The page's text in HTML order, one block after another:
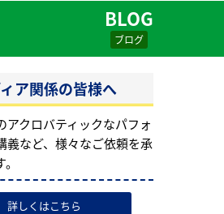
BLOG
ブログ
ア関係の皆様へ
アクロバティックなパフォ
義など、様々なご依頼を承
詳しくはこちら